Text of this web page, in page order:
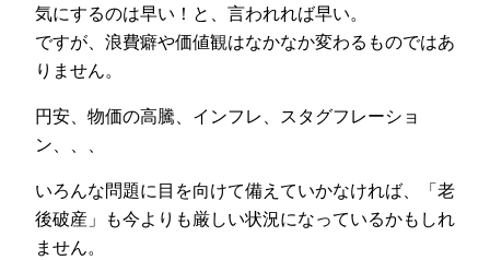
気にするのは早い！と、言われれば早い。
ですが、浪費癖や価値観はなかなか変わるものではあ
りません。
円安、物価の高騰、インフレ、スタグフレーショ
ン、、、
いろんな問題に目を向けて備えていかなければ、「老
後破産」も今よりも厳しい状況になっているかもしれ
ません。